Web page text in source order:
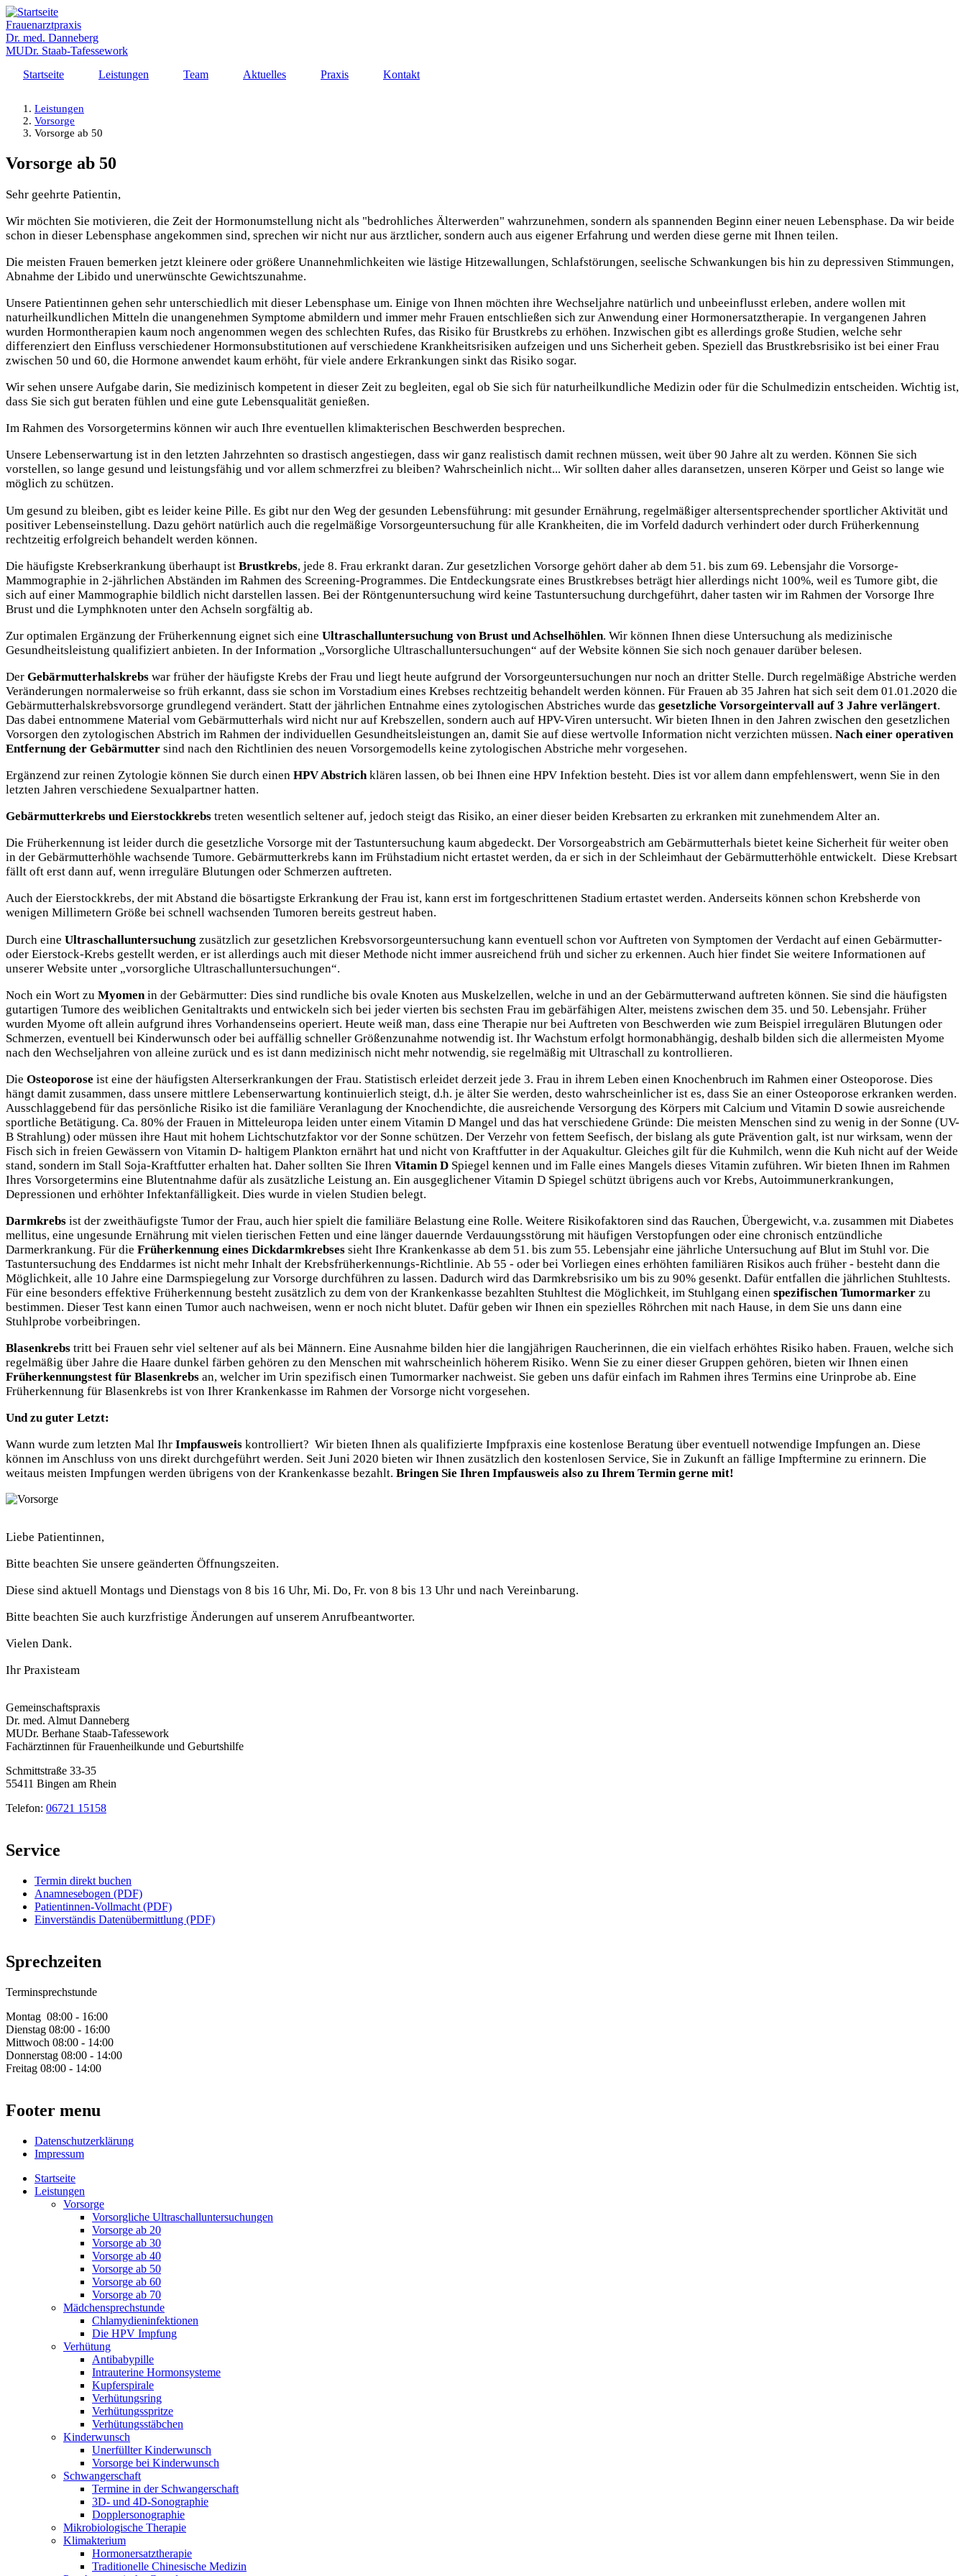
Direkt
zum
Inhalt
Frauenarztpraxis
Dr. med. Danneberg
MUDr. Staab-Tafessework
Startseite
Leistungen Team Aktuelles Praxis Kontakt
Leistungen
Vorsorge
Vorsorge ab 50
Vorsorge ab 50
Sehr geehrte Patientin,
Wir möchten Sie motivieren, die Zeit der Hormonumstellung nicht als "bedrohliches Älterwerden" wahrzunehmen, sondern als spannenden Beginn einer neuen Lebensphase. Da wir beide
schon in dieser Lebensphase angekommen sind, sprechen wir nicht nur aus ärztlicher, sondern auch aus eigener Erfahrung und werden diese gerne mit Ihnen teilen.
Die meisten Frauen bemerken jetzt kleinere oder größere Unannehmlichkeiten wie lästige Hitzewallungen, Schlafstörungen, seelische Schwankungen bis hin zu depressiven Stimmungen,
Abnahme der Libido und unerwünschte Gewichtszunahme.
Unsere Patientinnen gehen sehr unterschiedlich mit dieser Lebensphase um. Einige von Ihnen möchten ihre Wechseljahre natürlich und unbeeinflusst erleben, andere wollen mit
naturheilkundlichen Mitteln die unangenehmen Symptome abmildern und immer mehr Frauen entschließen sich zur Anwendung einer Hormonersatztherapie. In vergangenen Jahren
wurden Hormontherapien kaum noch angenommen wegen des schlechten Rufes, das Risiko für Brustkrebs zu erhöhen. Inzwischen gibt es allerdings große Studien, welche sehr
differenziert den Einfluss verschiedener Hormonsubstitutionen auf verschiedene Krankheitsrisiken aufzeigen und uns Sicherheit geben. Speziell das Brustkrebsrisiko ist bei einer Frau
zwischen 50 und 60, die Hormone anwendet kaum erhöht, für viele andere Erkrankungen sinkt das Risiko sogar.
Wir sehen unsere Aufgabe darin, Sie medizinisch kompetent in dieser Zeit zu begleiten, egal ob Sie sich für naturheilkundliche Medizin oder für die Schulmedizin entscheiden. Wichtig ist,
dass Sie sich gut beraten fühlen und eine gute Lebensqualität genießen.
Im Rahmen des Vorsorgetermins können wir auch Ihre eventuellen klimakterischen Beschwerden besprechen.
Unsere Lebenserwartung ist in den letzten Jahrzehnten so drastisch angestiegen, dass wir ganz realistisch damit rechnen müssen, weit über 90 Jahre alt zu werden. Können Sie sich
vorstellen, so lange gesund und leistungsfähig und vor allem schmerzfrei zu bleiben? Wahrscheinlich nicht... Wir sollten daher alles daransetzen, unseren Körper und Geist so lange wie
möglich zu schützen.
Um gesund zu bleiben, gibt es leider keine Pille. Es gibt nur den Weg der gesunden Lebensführung: mit gesunder Ernährung, regelmäßiger altersentsprechender sportlicher Aktivität und
positiver Lebenseinstellung. Dazu gehört natürlich auch die regelmäßige Vorsorgeuntersuchung für alle Krankheiten, die im Vorfeld dadurch verhindert oder durch Früherkennung
rechtzeitig erfolgreich behandelt werden können.
Die häufigste Krebserkrankung überhaupt ist Brustkrebs, jede 8. Frau erkrankt daran. Zur gesetzlichen Vorsorge gehört daher ab dem 51. bis zum 69. Lebensjahr die Vorsorge-
Mammographie in 2-jährlichen Abständen im Rahmen des Screening-Programmes. Die Entdeckungsrate eines Brustkrebses beträgt hier allerdings nicht 100%, weil es Tumore gibt, die
sich auf einer Mammographie bildlich nicht darstellen lassen. Bei der Röntgenuntersuchung wird keine Tastuntersuchung durchgeführt, daher tasten wir im Rahmen der Vorsorge Ihre
Brust und die Lymphknoten unter den Achseln sorgfältig ab.
Zur optimalen Ergänzung der Früherkennung eignet sich eine Ultraschalluntersuchung von Brust und Achselhöhlen. Wir können Ihnen diese Untersuchung als medizinische
Gesundheitsleistung qualifiziert anbieten. In der Information „Vorsorgliche Ultraschalluntersuchungen“ auf der Website können Sie sich noch genauer darüber belesen.
Der Gebärmutterhalskrebs war früher der häufigste Krebs der Frau und liegt heute aufgrund der Vorsorgeuntersuchungen nur noch an dritter Stelle. Durch regelmäßige Abstriche werden
Veränderungen normalerweise so früh erkannt, dass sie schon im Vorstadium eines Krebses rechtzeitig behandelt werden können. Für Frauen ab 35 Jahren hat sich seit dem 01.01.2020 die
Gebärmutterhalskrebsvorsorge grundlegend verändert. Statt der jährlichen Entnahme eines zytologischen Abstriches wurde das gesetzliche Vorsorgeintervall auf 3 Jahre verlängert.
Das dabei entnommene Material vom Gebärmutterhals wird nicht nur auf Krebszellen, sondern auch auf HPV-Viren untersucht. Wir bieten Ihnen in den Jahren zwischen den gesetzlichen
Vorsorgen den zytologischen Abstrich im Rahmen der individuellen Gesundheitsleistungen an, damit Sie auf diese wertvolle Information nicht verzichten müssen. Nach einer operativen
Entfernung der Gebärmutter sind nach den Richtlinien des neuen Vorsorgemodells keine zytologischen Abstriche mehr vorgesehen.
Ergänzend zur reinen Zytologie können Sie durch einen HPV Abstrichklären lassen, ob bei Ihnen eine HPV Infektion besteht. Dies ist vor allem dann empfehlenswert, wenn Sie in den
letzten Jahren verschiedene Sexualpartner hatten.
Gebärmutterkrebs und Eierstockkrebs treten wesentlich seltener auf, jedoch steigt das Risiko, an einer dieser beiden Krebsarten zu erkranken mit zunehmendem Alter an.
Die Früherkennung ist leider durch die gesetzliche Vorsorge mit der Tastuntersuchung kaum abgedeckt. Der Vorsorgeabstrich am Gebärmutterhals bietet keine Sicherheit für weiter oben
in der Gebärmutterhöhle wachsende Tumore. Gebärmutterkrebs kann im Frühstadium nicht ertastet werden, da er sich in der Schleimhaut der Gebärmutterhöhle entwickelt. Diese Krebsart
fällt oft erst dann auf, wenn irreguläre Blutungen oder Schmerzen auftreten.
Auch der Eierstockkrebs, der mit Abstand die bösartigste Erkrankung der Frau ist, kann erst im fortgeschrittenen Stadium ertastet werden. Anderseits können schon Krebsherde von
wenigen Millimetern Größe bei schnell wachsenden Tumoren bereits gestreut haben.
Durch eine Ultraschalluntersuchung zusätzlich zur gesetzlichen Krebsvorsorgeuntersuchung kann eventuell schon vor Auftreten von Symptomen der Verdacht auf einen Gebärmutter-
oder Eierstock-Krebs gestellt werden, er ist allerdings auch mit dieser Methode nicht immer ausreichend früh und sicher zu erkennen. Auch hier findet Sie weitere Informationen auf
unserer Website unter „vorsorgliche Ultraschalluntersuchungen“.
Noch ein Wort zu Myomen in der Gebärmutter: Dies sind rundliche bis ovale Knoten aus Muskelzellen, welche in und an der Gebärmutterwand auftreten können. Sie sind die häufigsten
gutartigen Tumore des weiblichen Genitaltrakts und entwickeln sich bei jeder vierten bis sechsten Frau im gebärfähigen Alter, meistens zwischen dem 35. und 50. Lebensjahr. Früher
wurden Myome oft allein aufgrund ihres Vorhandenseins operiert. Heute weiß man, dass eine Therapie nur bei Auftreten von Beschwerden wie zum Beispiel irregulären Blutungen oder
Schmerzen, eventuell bei Kinderwunsch oder bei auffällig schneller Größenzunahme notwendig ist. Ihr Wachstum erfolgt hormonabhängig, deshalb bilden sich die allermeisten Myome
nach den Wechseljahren von alleine zurück und es ist dann medizinisch nicht mehr notwendig, sie regelmäßig mit Ultraschall zu kontrollieren.
Die Osteoporose ist eine der häufigsten Alterserkrankungen der Frau. Statistisch erleidet derzeit jede 3. Frau in ihrem Leben einen Knochenbruch im Rahmen einer Osteoporose. Dies
hängt damit zusammen, dass unsere mittlere Lebenserwartung kontinuierlich steigt, d.h. je älter Sie werden, desto wahrscheinlicher ist es, dass Sie an einer Osteoporose erkranken werden.
Ausschlaggebend für das persönliche Risiko ist die familiäre Veranlagung der Knochendichte, die ausreichende Versorgung des Körpers mit Calcium und Vitamin D sowie ausreichende
sportliche Betätigung. Ca. 80% der Frauen in Mitteleuropa leiden unter einem Vitamin D Mangel und das hat verschiedene Gründe: Die meisten Menschen sind zu wenig in der Sonne (UV-
B Strahlung) oder müssen ihre Haut mit hohem Lichtschutzfaktor vor der Sonne schützen. Der Verzehr von fettem Seefisch, der bislang als gute Prävention galt, ist nur wirksam, wenn der
Fisch sich in freien Gewässern von Vitamin D- haltigem Plankton ernährt hat und nicht von Kraftfutter in der Aquakultur. Gleiches gilt für die Kuhmilch, wenn die Kuh nicht auf der Weide
stand, sondern im Stall Soja-Kraftfutter erhalten hat. Daher sollten Sie Ihren Vitamin D Spiegel kennen und im Falle eines Mangels dieses Vitamin zuführen. Wir bieten Ihnen im Rahmen
Ihres Vorsorgetermins eine Blutentnahme dafür als zusätzliche Leistung an. Ein ausgeglichener Vitamin D Spiegel schützt übrigens auch vor Krebs, Autoimmunerkrankungen,
Depressionen und erhöhter Infektanfälligkeit. Dies wurde in vielen Studien belegt.
Darmkrebs ist der zweithäufigste Tumor der Frau, auch hier spielt die familiäre Belastung eine Rolle. Weitere Risikofaktoren sind das Rauchen, Übergewicht, v.a. zusammen mit Diabetes
mellitus, eine ungesunde Ernährung mit vielen tierischen Fetten und eine länger dauernde Verdauungsstörung mit häufigen Verstopfungen oder eine chronisch entzündliche
Darmerkrankung. Für die Früherkennung eines Dickdarmkrebses sieht Ihre Krankenkasse ab dem 51. bis zum 55. Lebensjahr eine jährliche Untersuchung auf Blut im Stuhl vor. Die
Tastuntersuchung des Enddarmes ist nicht mehr Inhalt der Krebsfrüherkennungs-Richtlinie. Ab 55 - oder bei Vorliegen eines erhöhten familiären Risikos auch früher - besteht dann die
Möglichkeit, alle 10 Jahre eine Darmspiegelung zur Vorsorge durchführen zu lassen. Dadurch wird das Darmkrebsrisiko um bis zu 90% gesenkt. Dafür entfallen die jährlichen Stuhltests.
Für eine besonders effektive Früherkennung besteht zusätzlich zu dem von der Krankenkasse bezahlten Stuhltest die Möglichkeit, im Stuhlgang einen spezifischen Tumormarker zu
bestimmen. Dieser Test kann einen Tumor auch nachweisen, wenn er noch nicht blutet. Dafür geben wir Ihnen ein spezielles Röhrchen mit nach Hause, in dem Sie uns dann eine
Stuhlprobe vorbeibringen.
Blasenkrebs tritt bei Frauen sehr viel seltener auf als bei Männern. Eine Ausnahme bilden hier die langjährigen Raucherinnen, die ein vielfach erhöhtes Risiko haben. Frauen, welche sich
regelmäßig über Jahre die Haare dunkel färben gehören zu den Menschen mit wahrscheinlich höherem Risiko. Wenn Sie zu einer dieser Gruppen gehören, bieten wir Ihnen einen
Früherkennungstest für Blasenkrebs an, welcher im Urin spezifisch einen Tumormarker nachweist. Sie geben uns dafür einfach im Rahmen ihres Termins eine Urinprobe ab. Eine
Früherkennung für Blasenkrebs ist von Ihrer Krankenkasse im Rahmen der Vorsorge nicht vorgesehen.
Und zu guter Letzt:
Wann wurde zum letzten Mal Ihr Impfausweis kontrolliert? Wir bieten Ihnen als qualifizierte Impfpraxis eine kostenlose Beratung über eventuell notwendige Impfungen an. Diese
können im Anschluss von uns direkt durchgeführt werden. Seit Juni 2020 bieten wir Ihnen zusätzlich den kostenlosen Service, Sie in Zukunft an fällige Impftermine zu erinnern. Die
weitaus meisten Impfungen werden übrigens von der Krankenkasse bezahlt. Bringen Sie Ihren Impfausweis also zu Ihrem Termin gerne mit!
Liebe Patientinnen,
Bitte beachten Sie unsere geänderten Öffnungszeiten.
Diese sind aktuell Montags und Dienstags von 8 bis 16 Uhr, Mi. Do, Fr. von 8 bis 13 Uhr und nach Vereinbarung.
Bitte beachten Sie auch kurzfristige Änderungen auf unserem Anrufbeantworter.
Vielen Dank.
Ihr Praxisteam
Gemeinschaftspraxis
Dr. med. Almut Danneberg
MUDr. Berhane Staab-Tafessework
Fachärztinnen für Frauenheilkunde und Geburtshilfe
Schmittstraße 33-35
55411 Bingen am Rhein
Telefon: 06721 15158
Service
Termin direkt buchen
Anamnesebogen (PDF)
Patientinnen-Vollmacht (PDF)
Einverständis Datenübermittlung (PDF)
Sprechzeiten
Terminsprechstunde
Montag 08:00 - 16:00
Dienstag 08:00 - 16:00
Mittwoch 08:00 - 14:00
Donnerstag 08:00 - 14:00
Freitag 08:00 - 14:00
Footer menu
Datenschutzerklärung
Impressum
Startseite
Leistungen
Vorsorge
Vorsorgliche Ultraschalluntersuchungen
Vorsorge ab 20
Vorsorge ab 30
Vorsorge ab 40
Vorsorge ab 50
Vorsorge ab 60
Vorsorge ab 70
Mädchensprechstunde
Chlamydieninfektionen
Die HPV Impfung
Verhütung
Antibabypille
Intrauterine Hormonsysteme
Kupferspirale
Verhütungsring
Verhütungsspritze
Verhütungsstäbchen
Kinderwunsch
Unerfüllter Kinderwunsch
Vorsorge bei Kinderwunsch
Schwangerschaft
Termine in der Schwangerschaft
3D- und 4D-Sonographie
Dopplersonographie
Mikrobiologische Therapie
Klimakterium
Hormonersatztherapie
Traditionelle Chinesische Medizin